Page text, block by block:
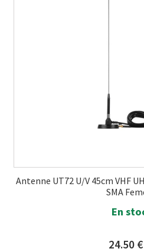
Antenne UT72 U/V 45cm VHF
SMA
En
24.50 €